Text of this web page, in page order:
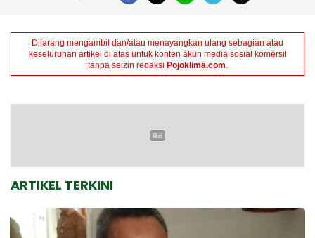
Dilarang mengambil dan/atau menayangkan ulang sebagian atau
keseluruhan artikel di atas untuk konten akun media sosial komersil
tanpa seizin redaksi Pojoklima.com.
ARTIKEL TERKINI